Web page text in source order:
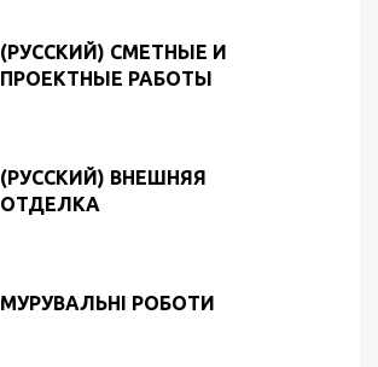
(РУССКИЙ) СМЕТНЫЕ И
ПРОЕКТНЫЕ РАБОТЫ
(РУССКИЙ) ВНЕШНЯЯ
ОТДЕЛКА
МУРУВАЛЬНІ РОБОТИ